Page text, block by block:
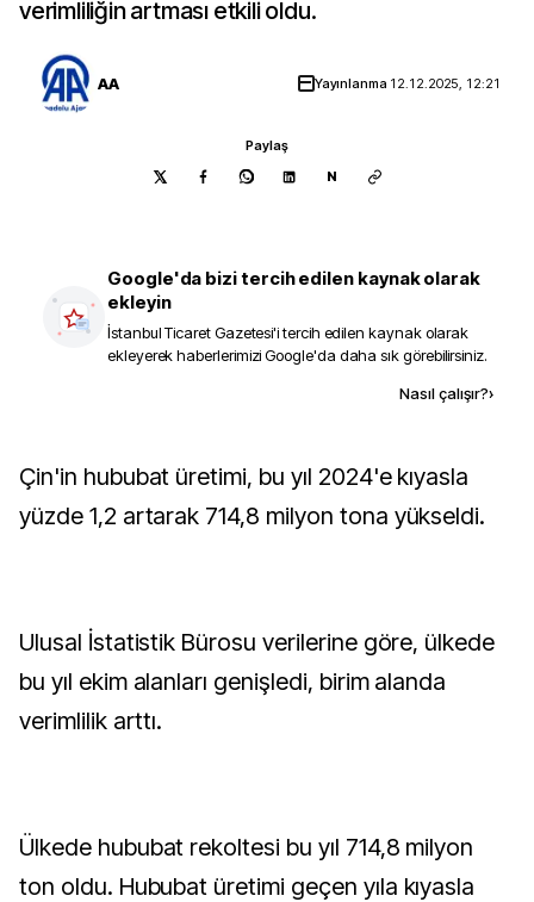
verimliliğin artması etkili oldu.
AA Yayınlanma 12.12.2025, 12:21
Paylaş
N
Google'da bizi tercih edilen kaynak olarak
ekleyin
İstanbul Ticaret Gazetesi'i tercih edilen kaynak olarak
ekleyerek haberlerimizi Google'da daha sık görebilirsiniz.
Nasıl çalışır?›
Çin'in hububat üretimi, bu yıl 2024'e kıyasla
yüzde 1,2 artarak 714,8 milyon tona yükseldi.
Ulusal İstatistik Bürosu verilerine göre, ülkede
bu yıl ekim alanları genişledi, birim alanda
verimlilik arttı.
Ülkede hububat rekoltesi bu yıl 714,8 milyon
ton oldu. Hububat üretimi geçen yıla kıyasla